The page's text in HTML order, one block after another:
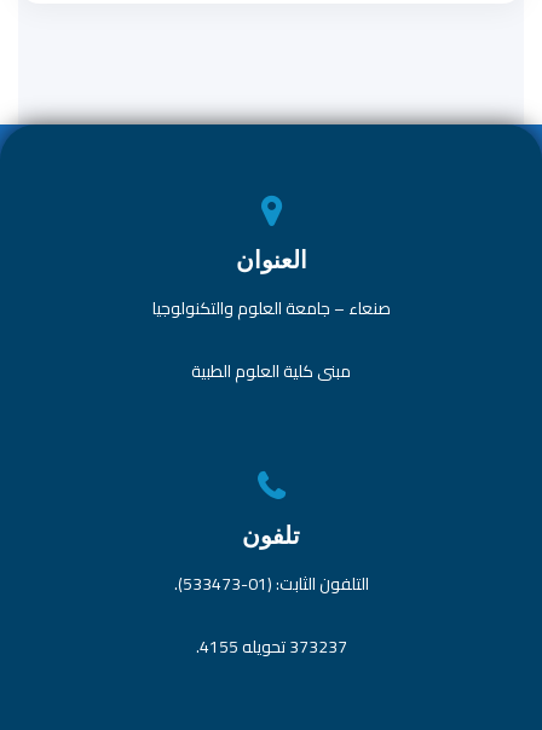
ok
n
العنوان
صنعاء – جامعة العلوم والتكنولوجيا
مبنى كلية العلوم الطبية
تلفون
التلفون الثابت: (01-533473).
373237 تحويله 4155.